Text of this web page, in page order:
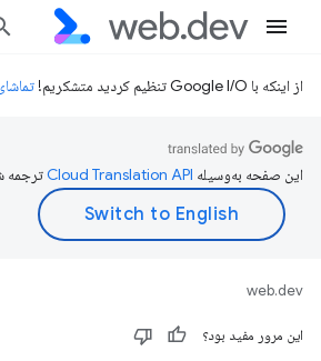
از اینکه با Google I/O تنظیم کردید متشکریم!
این صفحه به‌وسیله ترجمه
web.dev
این مرور مفید بود؟